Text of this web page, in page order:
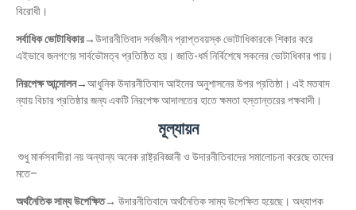
বিরোধী।
সর্বাধিক ভোটাধিকার→উদারনীতিবাদ সর্বজনীন প্রাপ্তবয়স্ক ভোটাধিকারকে শিকার করে
এইভাবে জনগণের সার্বভৌমত্ব প্রতিষ্ঠিত হয়। জাতি-ধর্ম নির্বিশেষে সকলের ভোটাধিকার পায়।
নিরপেক্ষ আন্দোলন→আধুনিক উদারনীতিবাদ আইনের অনুশাসনের উপর প্রতিষ্ঠা। এই মতবাদ
ন্যায় বিচার প্রতিষ্ঠার জন্য একটি নিরপেক্ষ আদালতের হাতে ক্ষমতা হস্তান্তরের পক্ষবাদী।
মূল্যায়ন
শুধু মার্কসবাদীরা নয় অন্যান্য অনেক রাষ্ট্রবিজ্ঞানী ও উদারনীতিবাদের সমালোচনা করেছে তাদের
মতে–
অর্থনৈতিক সাম্য উপেক্ষিত→ উদারনীতিবাদে অর্থনৈতিক সাম্য উপেক্ষিত হয়েছে। অধ্যাপক